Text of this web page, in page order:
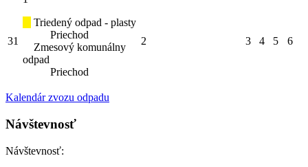
31
Triedený odpad - plasty
Priechod
Zmesový komunálny
odpad
Priechod
2 3 4 5 6
Kalendár zvozu odpadu
Návštevnosť
Návštevnosť: